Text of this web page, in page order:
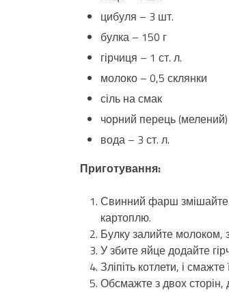
цибуля – 3 шт.
булка – 150 г
гірчиця – 1 ст. л.
молоко – 0,5 склянки
сіль на смак
чорний перець
вода – 3 ст. л.
Приготування:
Свинний фарш змішайте
картоплю.
Булку залийте
У збите яйце додайте
Зліпіть котлети, і смажте
Обсмажте з двох сторін,